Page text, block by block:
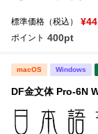
標準価格（税込）
ポイント 400pt
macOS Windows
DF金文体 Pro-6N